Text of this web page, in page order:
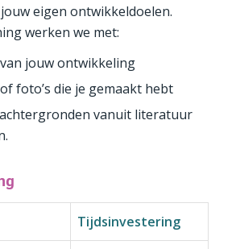
eigen ontwikkeldoelen.
werken we met:
jouw ontwikkeling
foto’s die je gemaakt hebt
vanuit literatuur
Tijdsinvestering